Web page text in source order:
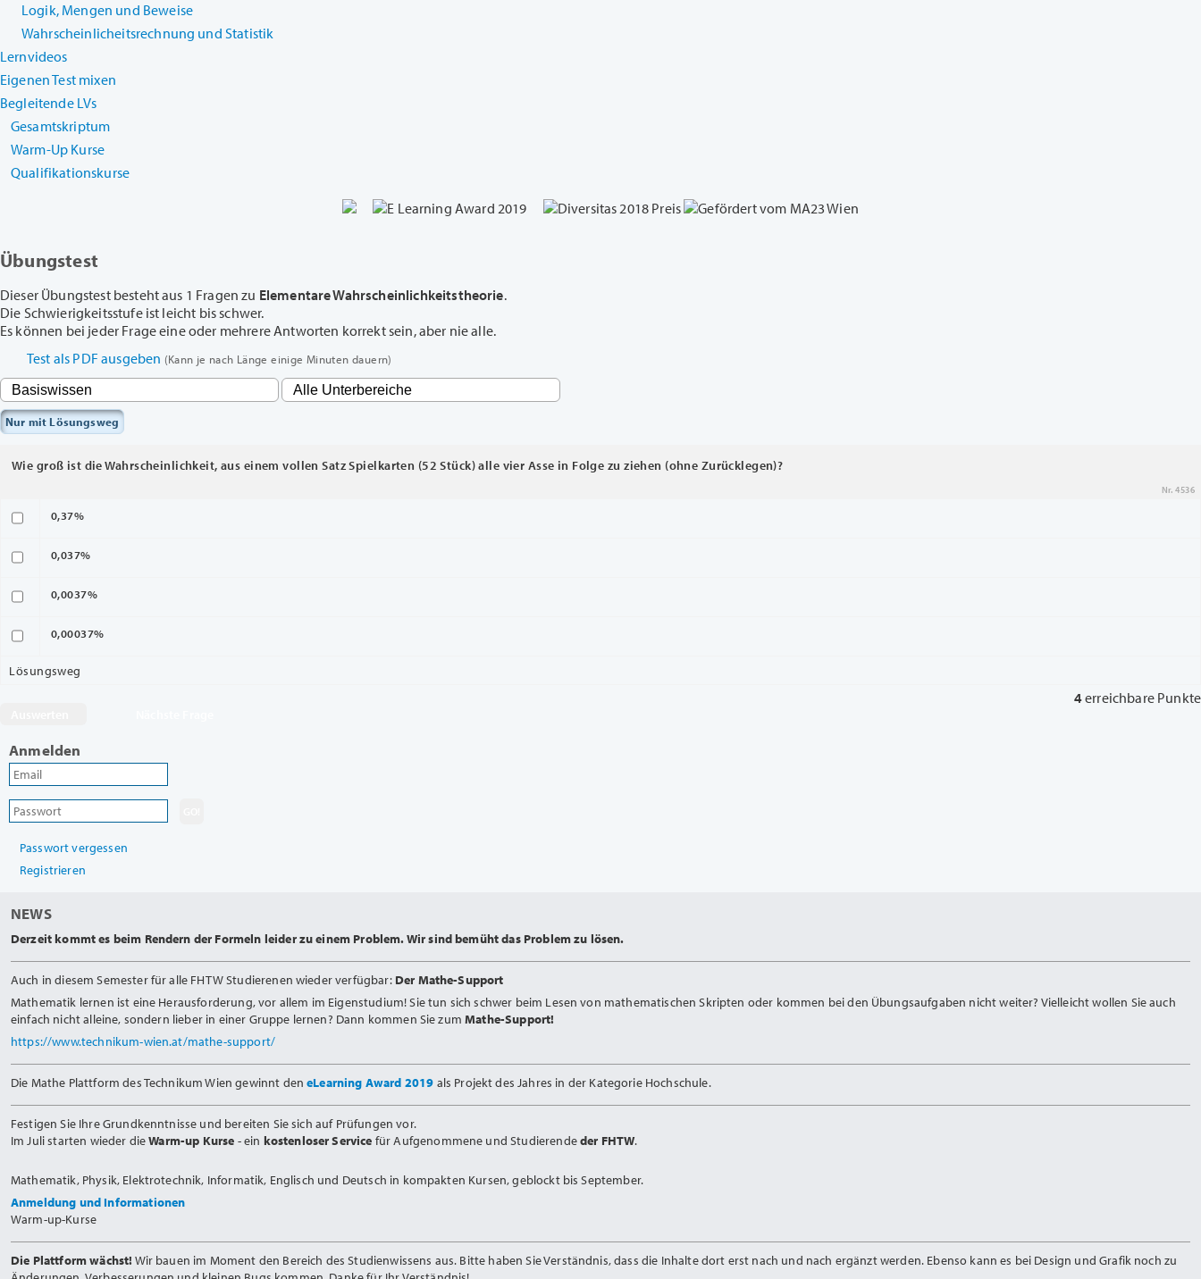
Logik, Mengen und Beweise
Wahrscheinlicheitsrechnung und Statistik
Lernvideos
Eigenen Test mixen
Begleitende LVs
Gesamtskriptum
Warm-Up Kurse
Qualifikationskurse
Übungstest
Dieser Übungstest besteht aus 1 Fragen zu Elementare Wahrscheinlichkeitstheorie.
Die Schwierigkeitsstufe ist leicht bis schwer.
Es können bei jeder Frage eine oder mehrere Antworten korrekt sein, aber nie alle.
Test als PDF ausgeben (Kann je nach Länge einige Minuten dauern)
Nur mit Lösungsweg
Wie groß ist die Wahrscheinlichkeit, aus einem vollen Satz Spielkarten (52 Stück) alle vier Asse in Folge zu ziehen (ohne Zurücklegen)?
Nr. 4536
0,37%
0,037%
0,0037%
0,00037%
Lösungsweg
4erreichbare Punkte
Anmelden
Passwort vergessen
Registrieren
NEWS
Derzeit kommt es beim Rendern der Formeln leider zu einem Problem. Wir sind bemüht das Problem zu lösen.
Auch in diesem Semester für alle FHTW Studierenen wieder verfügbar: Der Mathe-Support
Mathematik lernen ist eine Herausforderung, vor allem im Eigenstudium! Sie tun sich schwer beim Lesen von mathematischen Skripten oder kommen bei den Übungsaufgaben nicht weiter? Vielleicht wollen Sie auch
einfach nicht alleine, sondern lieber in einer Gruppe lernen? Dann kommen Sie zumMathe-Support!
https://www.technikum-wien.at/mathe-support/
Die Mathe Plattform des Technikum Wien gewinnt deneLearning Award 2019 als Projekt des Jahres in der Kategorie Hochschule.
Festigen Sie Ihre Grundkenntnisse und bereiten Sie sich auf Prüfungen vor.
Im Juli starten wieder dieWarm-up Kurse - ein kostenloser Service für Aufgenommene und Studierendeder FHTW.
Mathematik, Physik, Elektrotechnik, Informatik, Englisch und Deutsch in kompakten Kursen, geblockt bis September.
Anmeldung und Informationen
Warm-up-Kurse
Die Plattform wächst! Wir bauen im Moment den Bereich des Studienwissens aus. Bitte haben Sie Verständnis, dass die Inhalte dort erst nach und nach ergänzt werden. Ebenso kann es bei Design und Grafik noch zu